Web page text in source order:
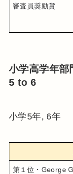
審査員奨励賞
小学高学年
5 to 6
小学5年, 6年
第１位・George